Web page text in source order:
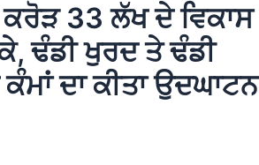
33 ਲੱਖ ਦੇ ਵਿਕਾਸ
ਢੰਡੀ ਖੁਰਦ ਤੇ ਢੰਡੀ
ਦਾ ਕੀਤਾ ਉਦਘਾਟਨ